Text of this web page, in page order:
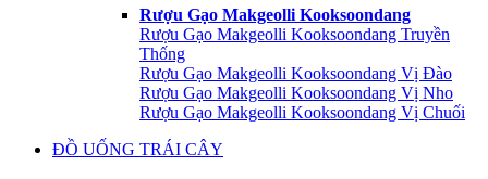
Rượu Gạo Makgeolli Kooksoondang
Rượu Gạo Makgeolli Kooksoondang Truyền
Thống
Rượu Gạo Makgeolli Kooksoondang Vị Đào
Rượu Gạo Makgeolli Kooksoondang Vị Nho
Rượu Gạo Makgeolli Kooksoondang Vị Chuối
ĐỒ UỐNG TRÁI CÂY